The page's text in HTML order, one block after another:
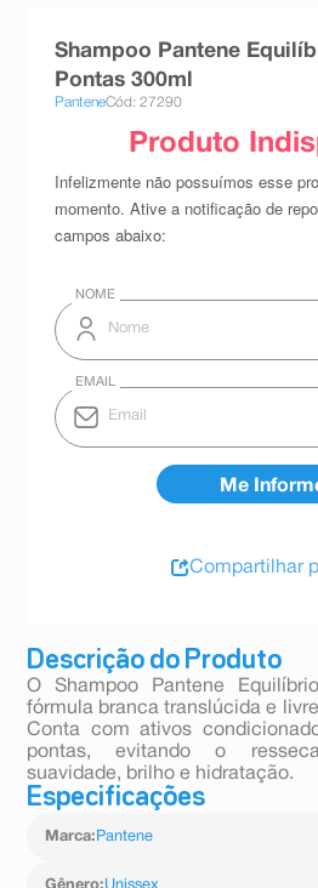
Descrição do Produto
O Shampoo Pantene
fórmula branca translúcida e
Conta com ativos
pontas, evitando o
suavidade, brilho e hidratação.
Especificações
Marca: Pantene
Shampoo Pantene
Pontas 300ml
PanteneCód: 27290
Compartilhar
teste gravidez
10º esmalte